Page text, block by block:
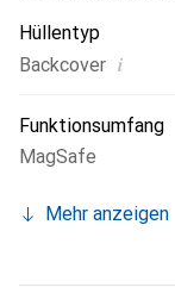
Hüllentyp
Backcover i
Funktionsumfang
MagSafe
Mehr anzeigen